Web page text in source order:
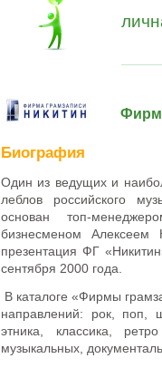
Биография
Один из ведущих и
леблов российского
основан топ-
бизнесменом
презентация ФГ
сентября 2000 года.
В каталоге «Фирмы
направлений: рок, поп,
этника, классика,
музыкальных,